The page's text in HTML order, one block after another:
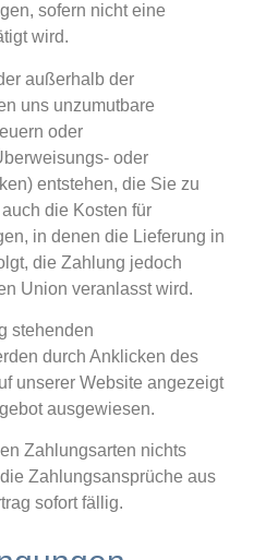
sofern nicht eine
wird.
außerhalb der
uns unzumutbare
oder
oder
entstehen, die Sie zu
die Kosten für
in denen die Lieferung in
die Zahlung jedoch
Union veranlasst wird.
stehenden
durch Anklicken des
unserer Website angezeigt
ausgewiesen.
Zahlungsarten nichts
Zahlungsansprüche aus
sofort fällig.